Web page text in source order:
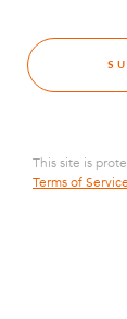
This site is
Terms of Service